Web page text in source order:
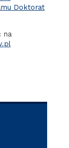
Doktorat
na